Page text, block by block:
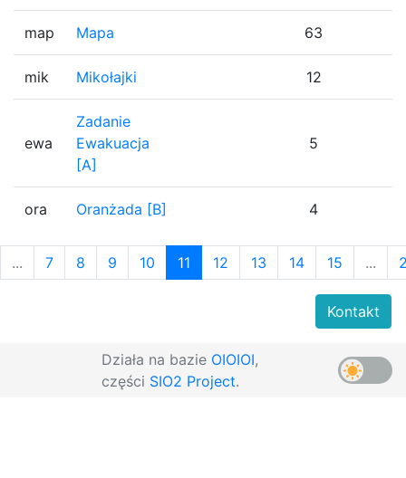
map Mapa 63
mik Mikołajki 12
ewa
Zadanie
Ewakuacja
[A]
5
ora Oranżada [B] 4
... 7 8 9 10 11 12 13 14 15 ...
Działa na bazie OIOIOI,
części SIO2 Project.
Kontakt